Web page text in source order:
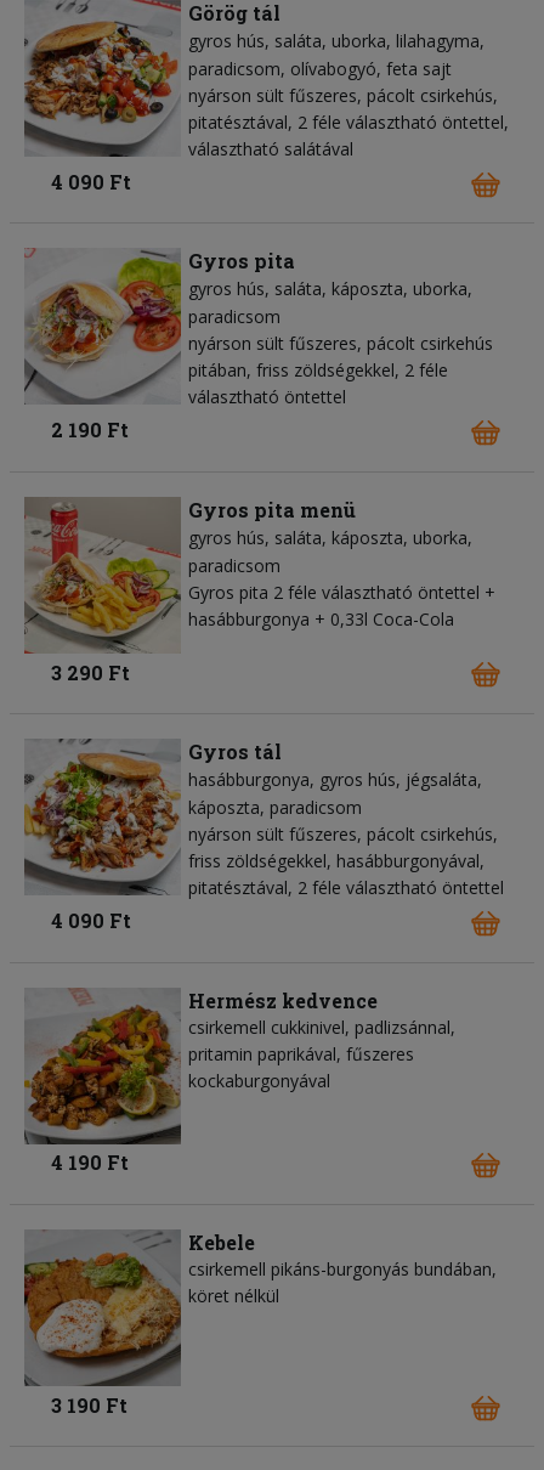
Görög tál
gyros hús saláta uborka lilahagyma
paradicsom olívabogyó feta sajt
nyárson sült fűszeres, pácolt csirkehús,
pitatésztával, 2 féle választható öntettel,
választható salátával
4 090 Ft
Gyros pita
gyros hús saláta káposzta uborka
paradicsom
nyárson sült fűszeres, pácolt csirkehús
pitában, friss zöldségekkel, 2 féle
választható öntettel
2 190 Ft
Gyros pita menü
gyros hús saláta káposzta uborka
paradicsom
Gyros pita 2 féle választható öntettel +
hasábburgonya + 0,33l Coca-Cola
3 290 Ft
Gyros tál
hasábburgonya gyros hús jégsaláta
káposzta paradicsom
nyárson sült fűszeres, pácolt csirkehús,
friss zöldségekkel, hasábburgonyával,
pitatésztával, 2 féle választható öntettel
4 090 Ft
Hermész kedvence
csirkemell cukkinivel, padlizsánnal,
pritamin paprikával, fűszeres
kockaburgonyával
4 190 Ft
Kebele
csirkemell pikáns-burgonyás bundában,
köret nélkül
3 190 Ft